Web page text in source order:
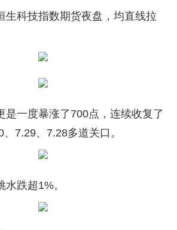
生科技指数期货夜盘，均直线拉
是一度暴涨了700点，连续收复了
7.29、7.28多道关口。
跌超1%。